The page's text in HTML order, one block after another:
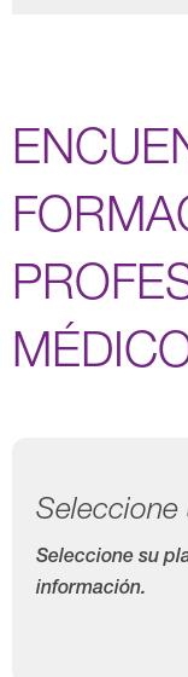
Seleccione
Seleccione su
información.